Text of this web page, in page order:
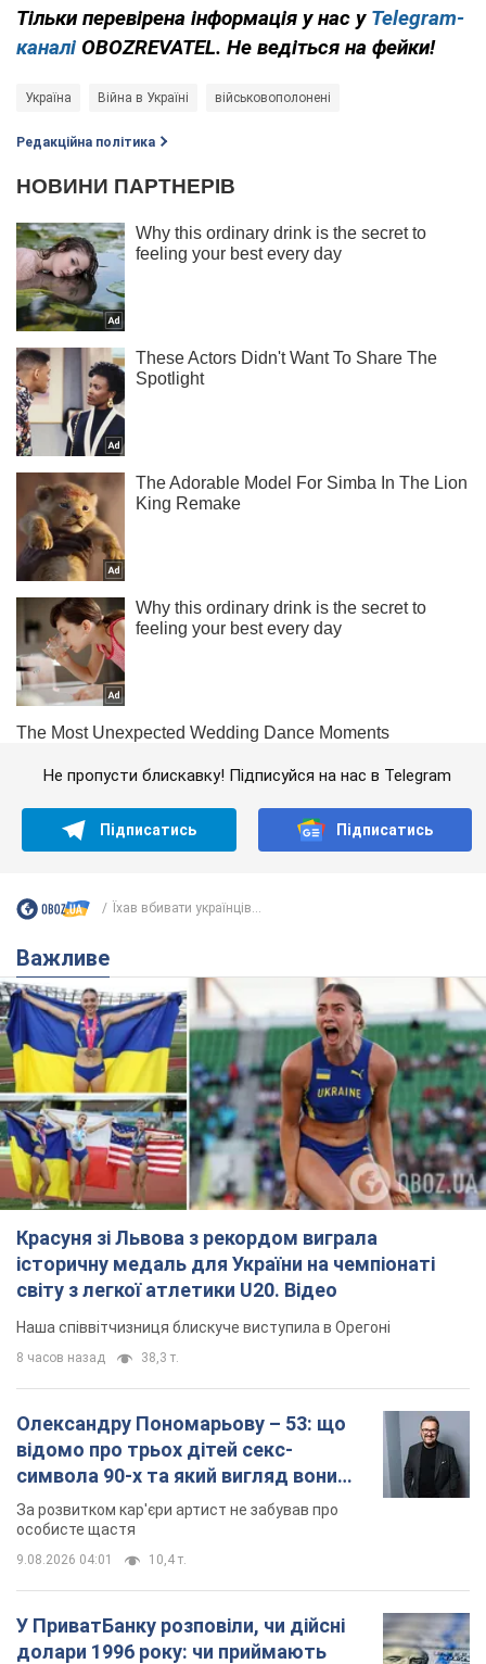
Тільки перевірена інформація у нас у Telegram-
каналі OBOZREVATEL. Не ведіться на фейки!
Україна Війна в Україні військовополонені
Редакційна політика
Не пропусти блискавку! Підписуйся на нас в Telegram
Підписатись Підписатись
Їхав вбивати українців...
Важливе
Красуня зі Львова з рекордом виграла
історичну медаль для України на чемпіонаті
світу з легкої атлетики U20. Відео
Наша співвітчизниця блискуче виступила в Орегоні
8 часов назад 38,3 т.
Олександру Пономарьову – 53: що
відомо про трьох дітей секс-
символа 90-х та який вигляд вони
мають
За розвитком кар'єри артист не забував про
особисте щастя
9.08.2026 04:01 10,4 т.
У ПриватБанку розповіли, чи дійсні
долари 1996 року: чи приймають